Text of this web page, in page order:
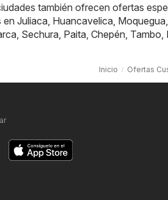
también ofrecen ofertas
en Juliaca Huancavelica Moquegua
Sechura Paita Chepén Tambo
Inicio Ofertas